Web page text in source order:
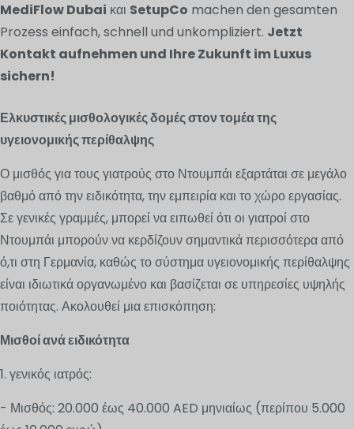
MediFlow Dubai και SetupCo machen den gesamten
Prozess einfach, schnell und unkompliziert. Jetzt
Kontakt aufnehmen und Ihre Zukunft im Luxus
sichern!
Ελκυστικές μισθολογικές δομές στον τομέα της
υγειονομικής περίθαλψης
Ο μισθός για τους γιατρούς στο Ντουμπάι εξαρτάται σε μεγάλο
βαθμό από την ειδικότητα, την εμπειρία και το χώρο εργασίας.
Σε γενικές γραμμές, μπορεί να ειπωθεί ότι οι γιατροί στο
Ντουμπάι μπορούν να κερδίζουν σημαντικά περισσότερα από
ό,τι στη Γερμανία, καθώς το σύστημα υγειονομικής περίθαλψης
είναι ιδιωτικά οργανωμένο και βασίζεται σε υπηρεσίες υψηλής
ποιότητας. Ακολουθεί μια επισκόπηση:
Μισθοί ανά ειδικότητα
1. γενικός ιατρός:
- Μισθός: 20.000 έως 40.000 AED μηνιαίως (περίπου 5.000